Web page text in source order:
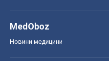
MedOboz
Новини медицини